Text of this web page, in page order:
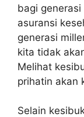
bagi
asuransi
generasi
kita tidak
Melihat
prihatin akan
Selain